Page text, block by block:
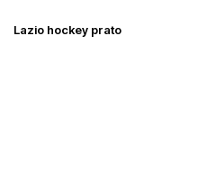
Lazio hockey prato